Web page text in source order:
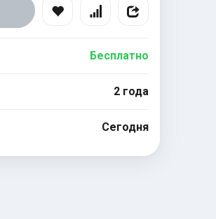
Бесплатно
2 года
Сегодня